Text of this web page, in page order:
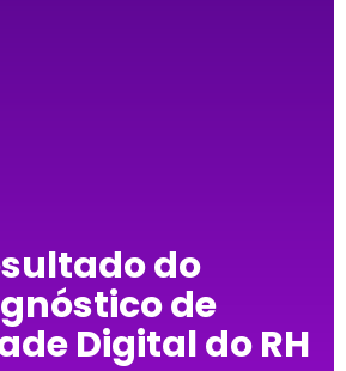
do
de
Digital do RH